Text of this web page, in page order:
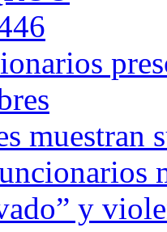
muestran
y